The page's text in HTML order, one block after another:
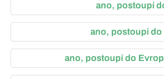
ano, postoupí
ano, postoupí
ano, postoupí do